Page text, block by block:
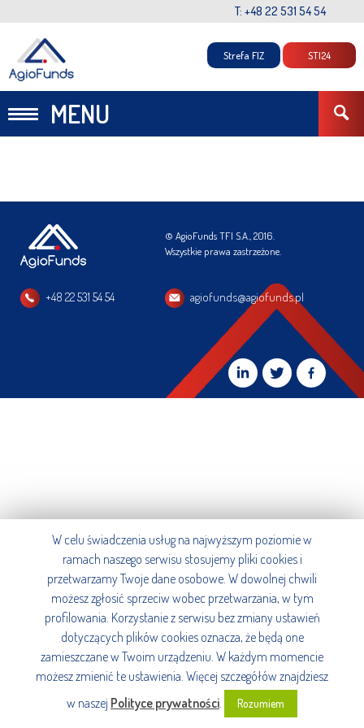
T: +48 22 531 54 54
MENU
Strefa FIZ STI24
© AgioFunds TFI S.A., 2016.
Wszystkie prawa zastrzeżone.
+48 22 531 54 54 agiofunds@agiofunds.pl
W celu świadczenia usług na najwyższym poziomie w
ramach naszego serwisu stosujemy pliki cookies i
przetwarzamy Twoje dane osobowe. W dowolnej chwili
możesz zgłosić sprzeciw wobec przetwarzania, w tym
profilowania. Korzystanie z serwisu bez zmiany ustawień
dotyczących plików cookies oznacza, że będą one
zamieszczane w Twoim urządzeniu. W każdym momencie
możesz zmienić te ustawienia. Więcej szczegółów znajdziesz
w naszej Polityce prywatności. Rozumiem